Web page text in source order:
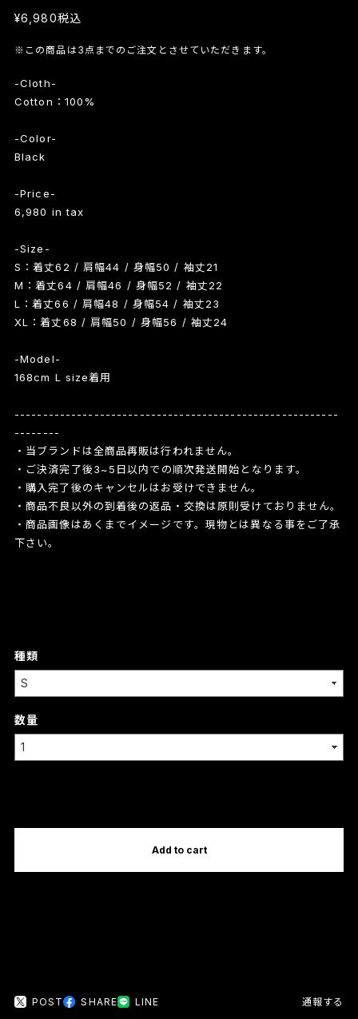
¥6,980税込
※この商品は3点までのご注文とさせていただきます。
-Cloth-
Cotton：100%
-Color-
Black
-Price-
6,980 in tax
-Size-
S：着丈62 / 肩幅44 / 身幅50 / 袖丈21
M：着丈64 / 肩幅46 / 身幅52 / 袖丈22
L：着丈66 / 肩幅48 / 身幅54 / 袖丈23
XL：着丈68 / 肩幅50 / 身幅56 / 袖丈24
-Model-
168cm L size着用
---------------------------------------------------------
--------
・当ブランドは全商品再販は行われません。
・ご決済完了後3~5日以内での順次発送開始となります。
・購入完了後のキャンセルはお受けできません。
・商品不良以外の到着後の返品・交換は原則受けておりません。
・商品画像はあくまでイメージです。現物とは異なる事をご了承
下さい。
種類
数量
Add to cart
POST SHARE LINE 通報する